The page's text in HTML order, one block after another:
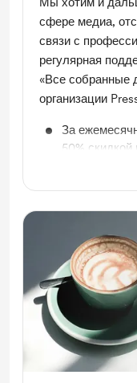
сфере медиа,
связи с
регулярная
«Все собранные
организации
За
50%
ведущими